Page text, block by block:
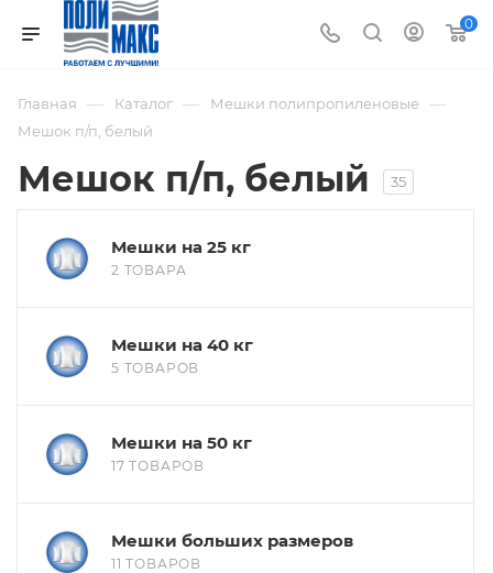
0
Главная — Каталог — Мешки полипропиленовые —
Мешок п/п, белый
Мешок п/п, белый 35
Мешки на 25 кг
2 ТОВАРА
Мешки на 40 кг
5 ТОВАРОВ
Мешки на 50 кг
17 ТОВАРОВ
Мешки больших размеров
11 ТОВАРОВ